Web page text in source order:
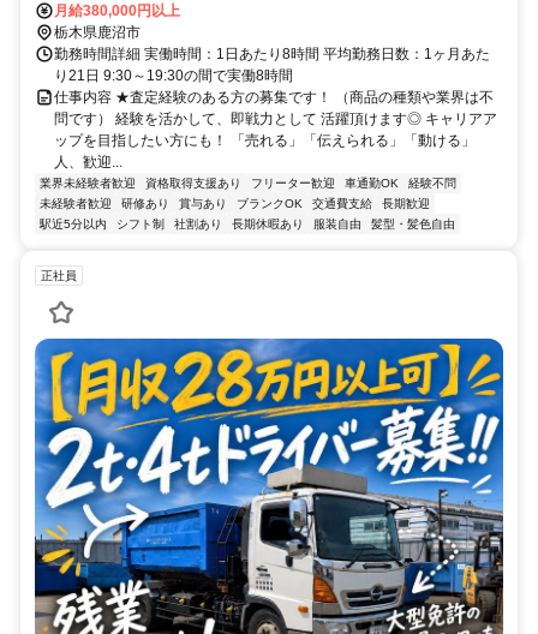
月給380,000円以上
栃木県鹿沼市
勤務時間詳細 実働時間：1日あたり8時間 平均勤務日数：1ヶ月あた
り21日 9:30～19:30の間で実働8時間
仕事内容 ★査定経験のある方の募集です！ （商品の種類や業界は不
問です） 経験を活かして、即戦力として 活躍頂けます◎ キャリアア
ップを目指したい方にも！ 「売れる」「伝えられる」「動ける」
人、歓迎...
業界未経験者歓迎 資格取得支援あり フリーター歓迎 車通勤OK
経験不問
未経験者歓迎
研修あり 賞与あり ブランクOK 交通費支給
長期歓迎
駅近5分以内
シフト制 社割あり 長期休暇あり 服装自由 髪型・髪色自由
正社員